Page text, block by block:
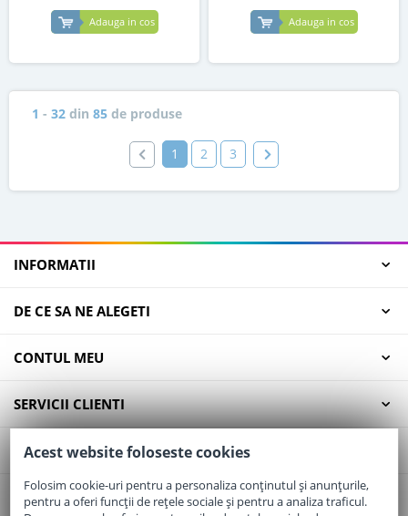
Adauga in cos Adauga in cos
1 - 32 din 85 de produse
1 2 3
INFORMATII
DE CE SA NE ALEGETI
CONTUL MEU
SERVICII CLIENTI
CONTACT
Email:office@elaptepraf.ro
Acest website foloseste cookies
Folosim cookie-uri pentru a personaliza conținutul și anunțurile,
pentru a oferi funcții de rețele sociale și pentru a analiza traficul.